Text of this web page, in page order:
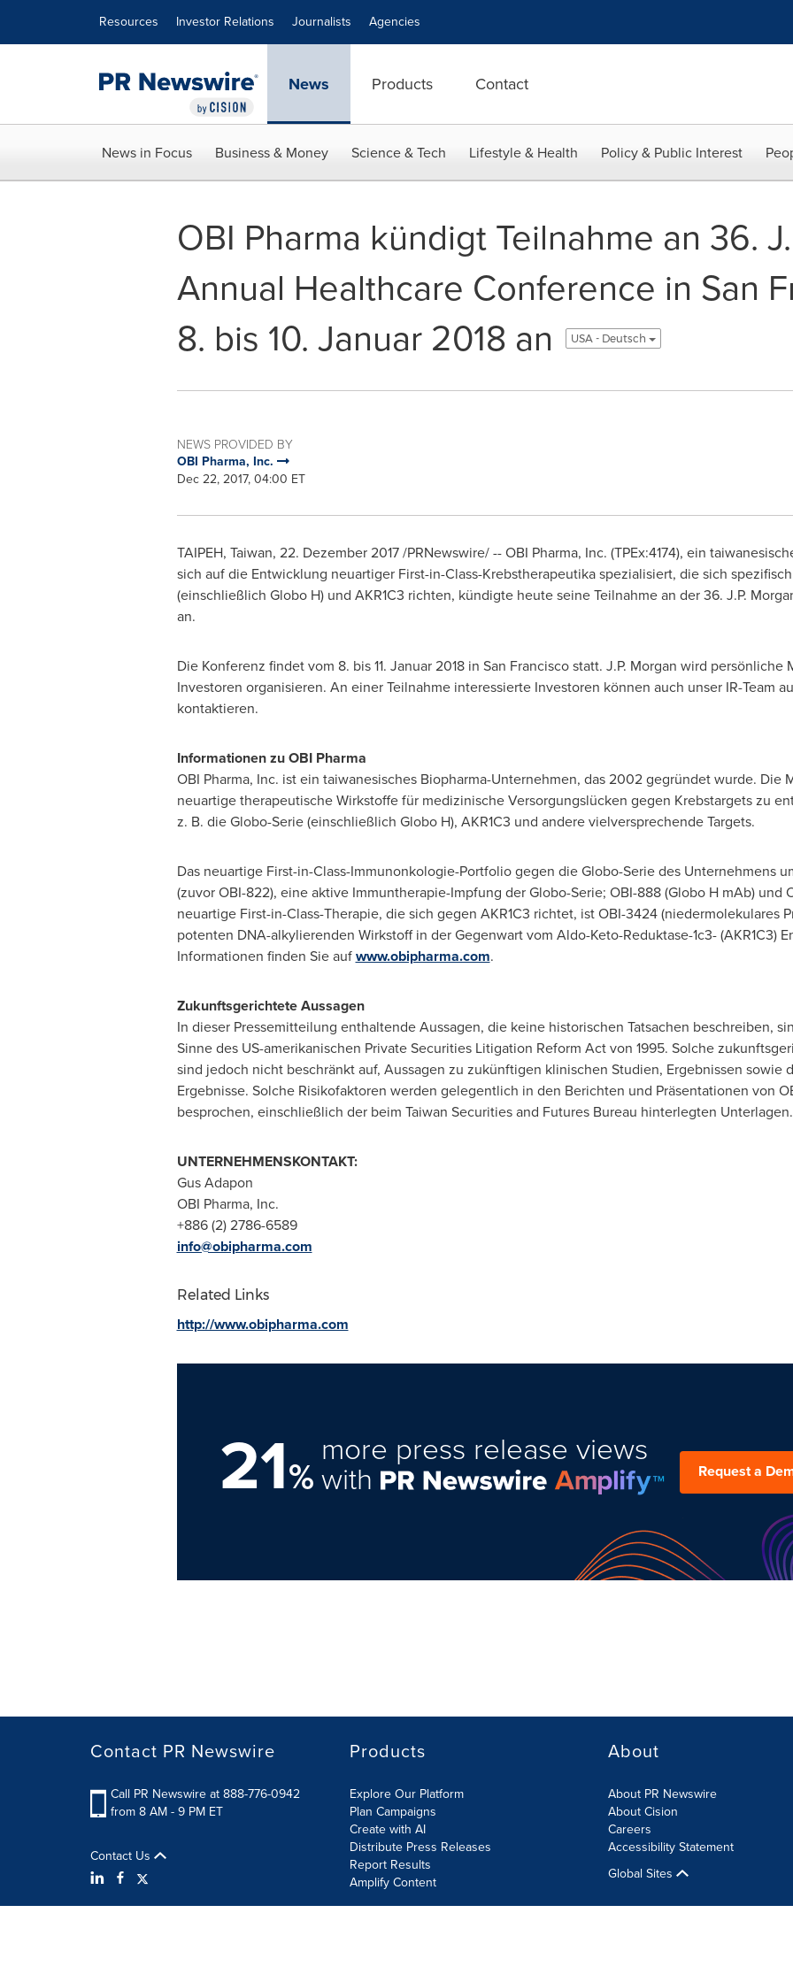
Resources Investor Relations Journalists Agencies
News Products Contact
News in Focus Business & Money Science & Tech Lifestyle & Health Policy & Public Interest
OBI Pharma kündigt Teilnahme an 36.
Annual Healthcare Conference in San
8. bis 10. Januar 2018 an
USA - Deutsch
NEWS PROVIDED BY
OBI Pharma, Inc.
Dec 22, 2017, 04:00 ET
TAIPEH, Taiwan, 22. Dezember 2017 /PRNewswire/ -- OBI Pharma, Inc. (TPEx:4174), ein
sich auf die Entwicklung neuartiger First-in-Class-Krebstherapeutika spezialisiert, die sich
(einschließlich Globo H) und AKR1C3 richten, kündigte heute seine Teilnahme an der 36. J.P.
an.
Die Konferenz findet vom 8. bis 11. Januar 2018 in San Franciscostatt. J.P. Morgan wird persönliche
Investoren organisieren. An einer Teilnahme interessierte Investoren können auch unser IR-Team
kontaktieren.
Informationen zu OBI Pharma
OBI Pharma, Inc. ist ein taiwanesisches Biopharma-Unternehmen, das 2002 gegründet wurde. Die
neuartige therapeutische Wirkstoffe für medizinische Versorgungslücken gegen Krebstargets zu
z. B. die Globo-Serie (einschließlich Globo H), AKR1C3 und andere vielversprechende Targets.
Das neuartige First-in-Class-Immunonkologie-Portfolio gegen die Globo-Serie des Unternehmens
(zuvor OBI-822), eine aktive Immuntherapie-Impfung der Globo-Serie; OBI-888 (Globo H mAb) und
neuartige First-in-Class-Therapie, die sich gegen AKR1C3 richtet, ist OBI-3424 (niedermolekulares
potenten DNA-alkylierenden Wirkstoff in der Gegenwart vom Aldo-Keto-Reduktase-1c3- (AKR1C3)
Informationen finden Sie aufwww.obipharma.com.
Zukunftsgerichtete Aussagen
In dieser Pressemitteilung enthaltende Aussagen, die keine historischen Tatsachen beschreiben,
Sinne des US-amerikanischen Private Securities Litigation Reform Act von 1995. Solche
sind jedoch nicht beschränkt auf, Aussagen zu zukünftigen klinischen Studien, Ergebnissen sowie
Ergebnisse. Solche Risikofaktoren werden gelegentlich in den Berichten und Präsentationen von
besprochen, einschließlich der beim Taiwan Securities and Futures Bureau hinterlegten Unterlagen.
UNTERNEHMENSKONTAKT:
Gus Adapon
OBI Pharma, Inc.
+886 (2) 2786-6589
info@obipharma.com
Related Links
http://www.obipharma.com
21%
more press release views
with Request a
Contact PR Newswire
Call PR Newswire at 888-776-0942
from 8 AM - 9 PM ET
Contact Us
Products
Explore Our Platform
Plan Campaigns
Create with AI
Distribute Press Releases
Report Results
Amplify Content
About
About PR Newswire
About Cision
Careers
Accessibility Statement
Global Sites